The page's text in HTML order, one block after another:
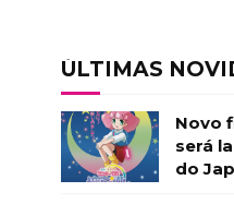
ÚLTIMAS
Novo
será
do